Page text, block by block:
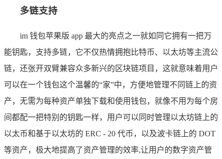
多链支持
im 钱包苹果版 app 最大的亮点之一就如同它拥有一把万
能钥匙，支持多链，它不仅热情拥抱比特币、以太坊等主流公
链，还张开双臂兼容众多新兴的区块链项目，这就意味着用户
可以在一个钱包这个温馨的“家”中，方便地管理不同链上的资
产，无需为每种资产单独下载和使用钱包，就像不用为每个房
间都配一把特别的钥匙一样，用户可以同时管理以太坊链上的
以太币和基于以太坊的 ERC - 20 代币，以及波卡链上的 DOT
等资产，极大地提高了资产管理的效率,让用户的数字资产管